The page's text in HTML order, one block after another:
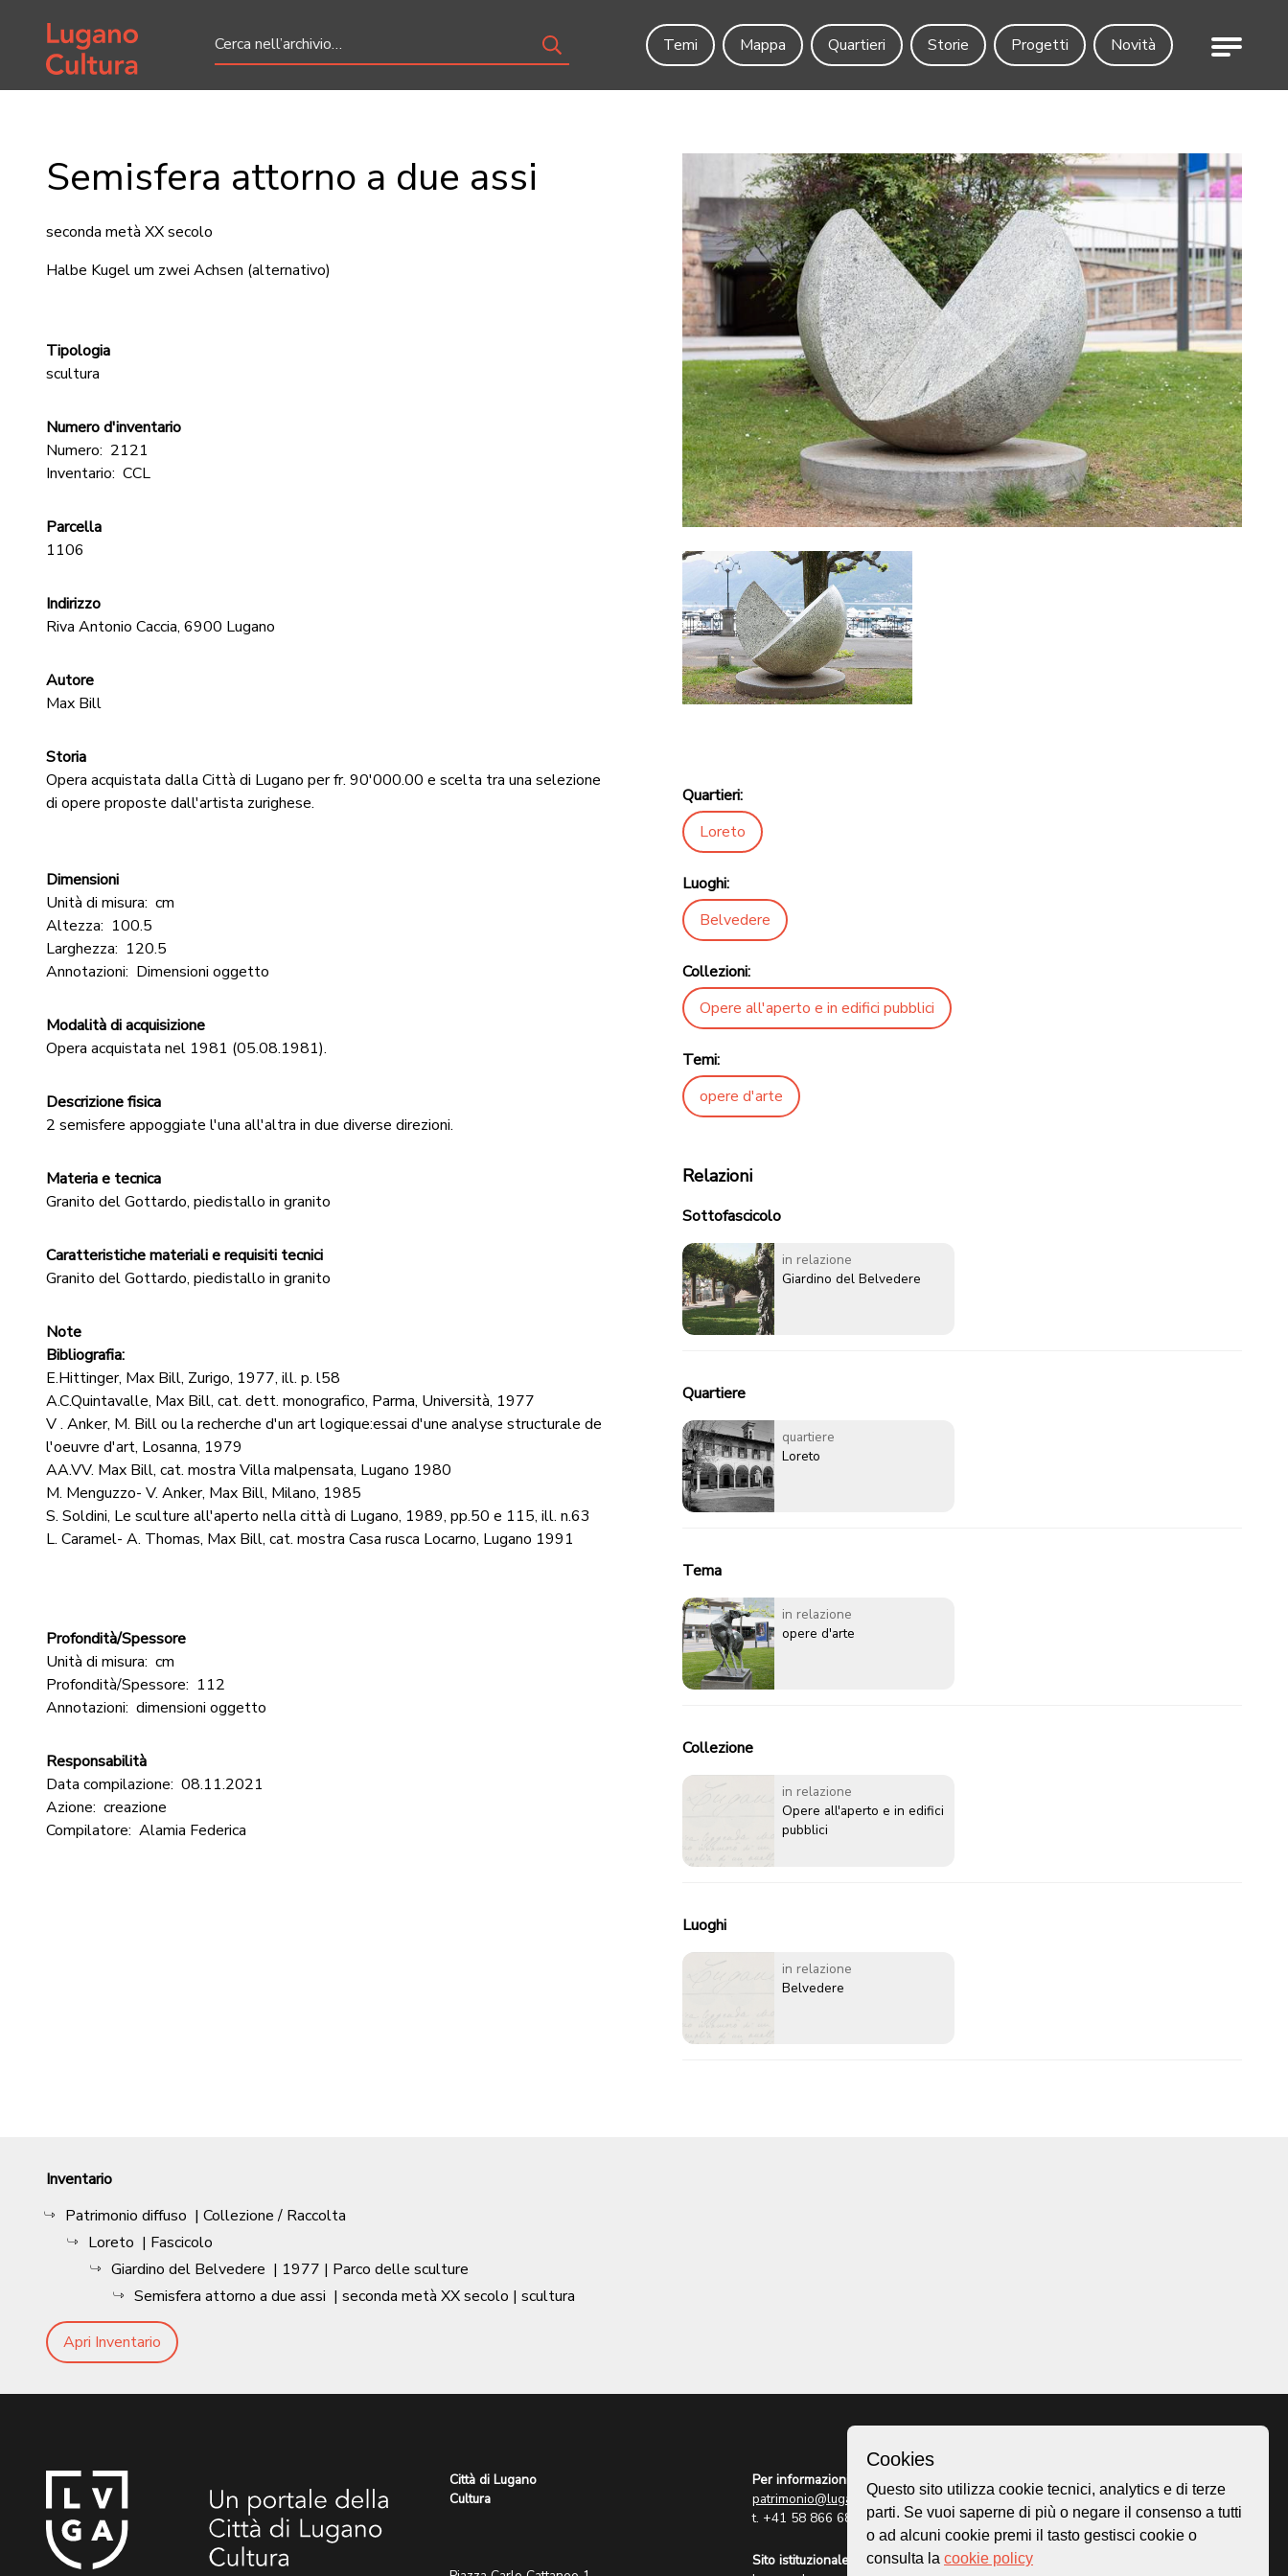
Home page
Temi
Mappa Quartieri Storie Progetti Novità Menu
Semisfera attorno a due assi
seconda metà XX secolo
Halbe Kugel um zwei Achsen (alternativo)
Tipologia
scultura
Numero d'inventario
Numero: 2121
Inventario: CCL
Parcella
1106
Indirizzo
Riva Antonio Caccia, 6900 Lugano
Autore
Max Bill
Storia
Opera acquistata dalla Città di Lugano per fr. 90'000.00 e scelta tra una selezione
di opere proposte dall'artista zurighese.
Dimensioni
Unità di misura: cm
Altezza: 100.5
Larghezza: 120.5
Annotazioni: Dimensioni oggetto
Modalità di acquisizione
Opera acquistata nel 1981 (05.08.1981).
Descrizione fisica
2 semisfere appoggiate l'una all'altra in due diverse direzioni.
Materia e tecnica
Granito del Gottardo, piedistallo in granito
Caratteristiche materiali e requisiti tecnici
Granito del Gottardo, piedistallo in granito
Note
Bibliografia:
E.Hittinger, Max Bill, Zurigo, 1977, ill. p. l58
A.C.Quintavalle, Max Bill, cat. dett. monografico, Parma, Università, 1977
V . Anker, M. Bill ou la recherche d'un art logique:essai d'une analyse structurale de
l'oeuvre d'art, Losanna, 1979
AA.VV. Max Bill, cat. mostra Villa malpensata, Lugano 1980
M. Menguzzo- V. Anker, Max Bill, Milano, 1985
S. Soldini, Le sculture all'aperto nella città di Lugano, 1989, pp.50 e 115, ill. n.63
L. Caramel- A. Thomas, Max Bill, cat. mostra Casa rusca Locarno, Lugano 1991
Profondità/Spessore
Unità di misura: cm
Profondità/Spessore: 112
Annotazioni: dimensioni oggetto
Responsabilità
Data compilazione: 08.11.2021
Azione: creazione
Compilatore: Alamia Federica
Quartieri:
Loreto
Luoghi:
Belvedere
Collezioni:
Opere all'aperto e in edifici pubblici
Temi:
opere d'arte
Relazioni
Sottofascicolo
in relazione
Giardino del Belvedere
Quartiere
quartiere
Loreto
Tema
in relazione
opere d'arte
Collezione
in relazione
Opere all'aperto e in edifici
pubblici
Luoghi
in relazione
Belvedere
Inventario
Patrimonio diffuso | Collezione / Raccolta
Loreto | Fascicolo
Giardino del Belvedere | 1977 | Parco delle sculture
Semisfera attorno a due assi | seconda metà XX secolo | scultura
Apri Inventario
Città di Lugano
Cultura
Per informazioni:
patrimonio@lugano.ch
t. +41 58 866 68 50
Sito istituzionale:
Homepage
Mappa
Storie
Cookies
Questo sito utilizza cookie tecnici, analytics e di terze
parti. Se vuoi saperne di più o negare il consenso a tutti
o ad alcuni cookie premi il tasto gestisci cookie o
consulta la cookie policy